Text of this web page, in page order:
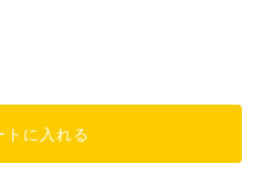
トに入れる